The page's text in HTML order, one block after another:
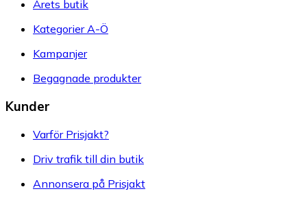
Årets butik
Kategorier A-Ö
Kampanjer
Begagnade produkter
Kunder
Varför Prisjakt?
Driv trafik till din butik
Annonsera på Prisjakt